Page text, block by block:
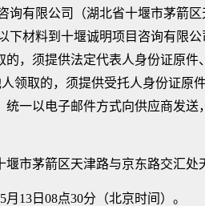
询有限公司（湖北省十堰市茅箭
下材料到十堰诚明项目咨询有限
的，须提供法定代表人身份证原
领取的，须提供受托人身份证原
统一以电子邮件方式向供应商发送
堰市茅箭区天津路与京东路交汇处
月 13 日 08点30分（北京时间）。